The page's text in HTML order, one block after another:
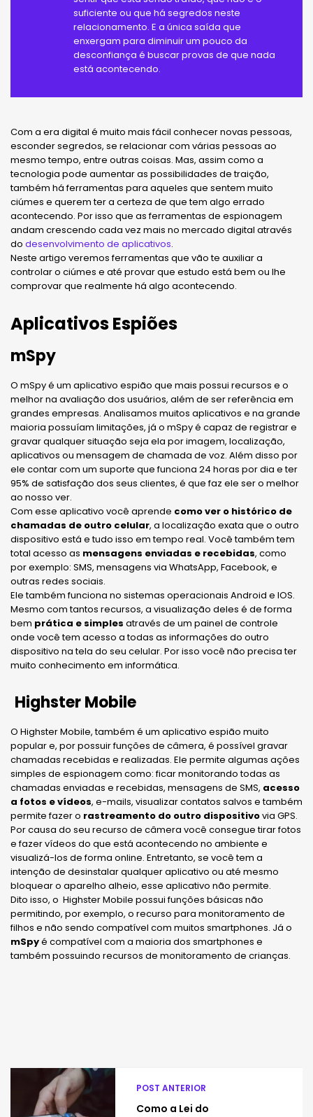
suficiente ou que há segredos neste
relacionamento. E a única saída que
enxergam para diminuir um pouco da
desconfiança é buscar provas de que nada
está acontecendo.
Com a era digital é muito mais fácil conhecer novas pessoas,
esconder segredos, se relacionar com várias pessoas ao
mesmo tempo, entre outras coisas. Mas, assim como a
tecnologia pode aumentar as possibilidades de traição,
também há ferramentas para aqueles que sentem muito
ciúmes e querem ter a certeza de que tem algo errado
acontecendo. Por isso que as ferramentas de espionagem
andam crescendo cada vez mais no mercado digital através
do desenvolvimento de aplicativos.
Neste artigo veremos ferramentas que vão te auxiliar a
controlar o ciúmes e até provar que estudo está bem ou lhe
comprovar que realmente há algo acontecendo.
Aplicativos Espiões
mSpy
O mSpy é um aplicativo espião que mais possui recursos e o
melhor na avaliação dos usuários, além de ser referência em
grandes empresas. Analisamos muitos aplicativos e na grande
maioria possuíam limitações, já o mSpy é capaz de registrar e
gravar qualquer situação seja ela por imagem, localização,
aplicativos ou mensagem de chamada de voz. Além disso por
ele contar com um suporte que funciona 24 horas por dia e ter
95% de satisfação dos seus clientes, é que faz ele ser o melhor
ao nosso ver.
Com esse aplicativo você aprende como ver o histórico de
chamadas de outro celular, a localização exata que o outro
dispositivo está e tudo isso em tempo real. Você também tem
total acesso as mensagens enviadas e recebidas, como
por exemplo: SMS, mensagens via WhatsApp, Facebook, e
outras redes sociais.
Ele também funciona no sistemas operacionais Android e IOS.
Mesmo com tantos recursos, a visualização deles é de forma
bem prática e simples através de um painel de controle
onde você tem acesso a todas as informações do outro
dispositivo na tela do seu celular. Por isso você não precisa ter
muito conhecimento em informática.
Highster Mobile
O Highster Mobile, também é um aplicativo espião muito
popular e, por possuir funções de câmera, é possível gravar
chamadas recebidas e realizadas. Ele permite algumas ações
simples de espionagem como: ficar monitorando todas as
chamadas enviadas e recebidas, mensagens de SMS, acesso
a fotos e vídeos, e-mails, visualizar contatos salvos e também
permite fazer o rastreamento do outro dispositivovia GPS.
Por causa do seu recurso de câmera você consegue tirar fotos
e fazer vídeos do que está acontecendo no ambiente e
visualizá-los de forma online. Entretanto, se você tem a
intenção de desinstalar qualquer aplicativo ou até mesmo
bloquear o aparelho alheio, esse aplicativo não permite.
Dito isso, o Highster Mobile possui funções básicas não
permitindo, por exemplo, o recurso para monitoramento de
filhos e não sendo compatível com muitos smartphones. Já o
mSpyé compatível com a maioria dos smartphones e
também possuindo recursos de monitoramento de crianças.
POST ANTERIOR
Como a Lei do